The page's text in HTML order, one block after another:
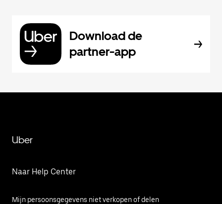
Download de
partner-app
Uber
Naar Help Center
Mijn persoonsgegevens niet verkopen of delen